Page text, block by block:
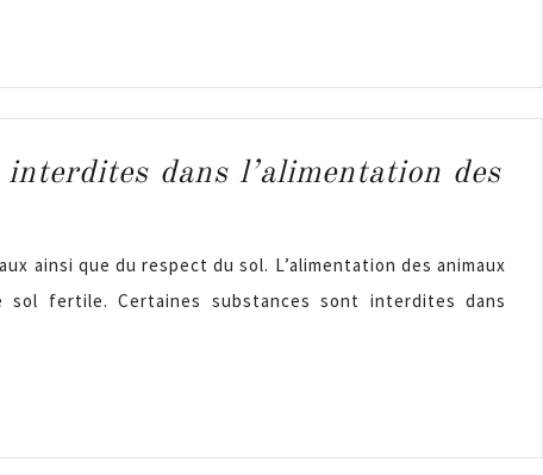
dans l’alimentation des
ainsi que du respect du sol. L’alimentation des animaux
fertile. Certaines substances sont interdites dans